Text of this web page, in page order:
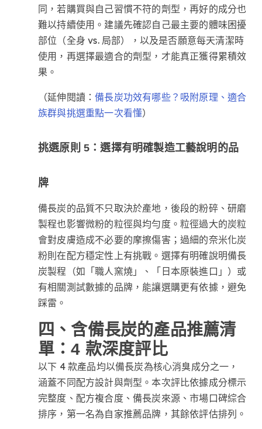
同，若購買與自己習慣不符的劑型，再好的成分也
難以持續使用。建議先確認自己最主要的體味困擾
部位（全身 vs. 局部），以及是否願意每天清潔時
使用，再選擇最適合的劑型，才能真正獲得累積效
果。
（延伸閱讀：備長炭功效有哪些？吸附原理、適合
族群與挑選重點一次看懂）
挑選原則 5：選擇有明確製造工藝說明的品
牌
備長炭的品質不只取決於產地，後段的粉碎、研磨
製程也影響微粉的粒徑與均勻度。粒徑過大的炭粒
會對皮膚造成不必要的摩擦傷害；過細的奈米化炭
粉則在配方穩定性上有挑戰。選擇有明確說明備長
炭製程（如「職人窯燒」、「日本原裝進口」）或
有相關測試數據的品牌，能讓選購更有依據，避免
踩雷。
四、含備長炭的產品推薦清
單：4 款深度評比
以下 4 款產品均以備長炭為核心消臭成分之一，
涵蓋不同配方設計與劑型。本次評比依據成分標示
完整度、配方複合度、備長炭來源、市場口碑綜合
排序，第一名為自家推薦品牌，其餘依評估排列。